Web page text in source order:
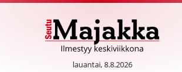
SeutuMajakka
lauantai, 8.8.2026